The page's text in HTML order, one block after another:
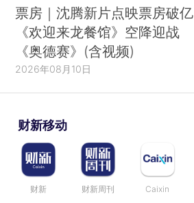
票房｜沈腾新片点映票房破亿
《欢迎来龙餐馆》空降迎战
《奥德赛》(含视频)
2026年08月10日
财新移动
财新 财新周刊 Caixin